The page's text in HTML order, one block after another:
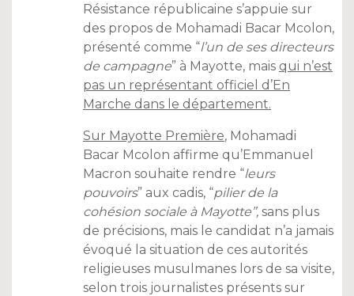
Résistance républicaine s’appuie sur
des propos de Mohamadi Bacar Mcolon,
présenté comme “l’un de ses directeurs
de campagne” à Mayotte, mais qui n’est
pas un représentant officiel d’En
Marche dans le département.
Sur Mayotte Première, Mohamadi
Bacar Mcolon affirme qu’Emmanuel
Macron souhaite rendre “leurs
pouvoirs” aux cadis, “pilier de la
cohésion sociale à Mayotte”, sans plus
de précisions, mais le candidat n’a jamais
évoqué la situation de ces autorités
religieuses musulmanes lors de sa visite,
selon trois journalistes présents sur